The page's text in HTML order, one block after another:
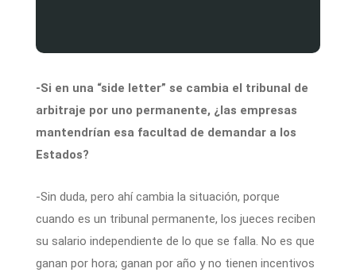
-Si en una “side letter” se cambia el tribunal de
arbitraje por uno permanente, ¿las empresas
mantendrían esa facultad de demandar a los
Estados?
-Sin duda, pero ahí cambia la situación, porque
cuando es un tribunal permanente, los jueces reciben
su salario independiente de lo que se falla. No es que
ganan por hora; ganan por año y no tienen incentivos